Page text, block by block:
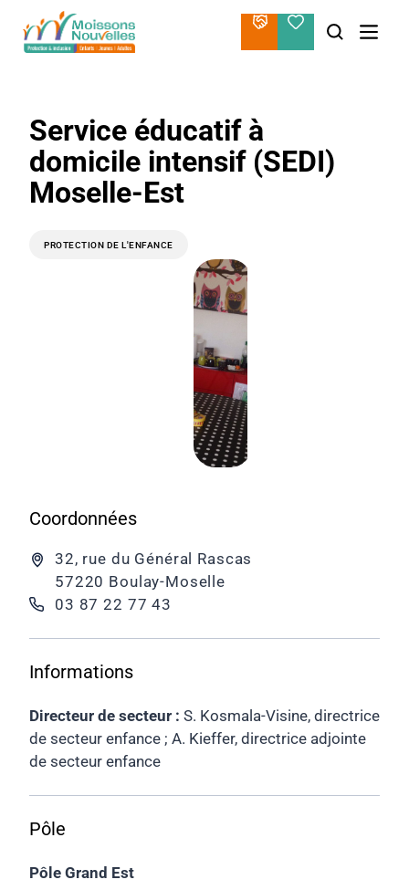
contenu
Service éducatif à
domicile intensif (SEDI)
Moselle-Est
PROTECTION DE L'ENFANCE
Coordonnées
32, rue du Général Rascas
57220 Boulay-Moselle
03 87 22 77 43
Informations
Directeur de secteur : S. Kosmala-Visine, directrice
de secteur enfance ; A. Kieffer, directrice adjointe
de secteur enfance
Pôle
Pôle Grand Est